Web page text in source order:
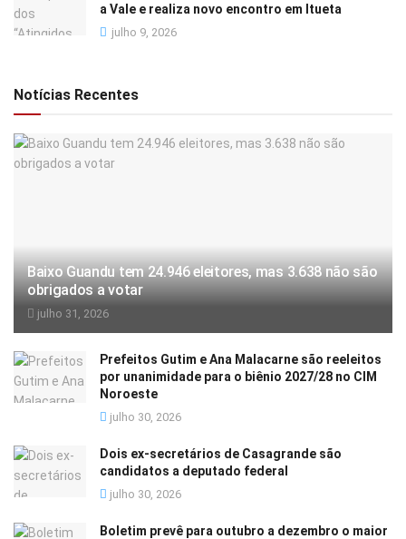
a Vale e realiza novo encontro em Itueta
julho 9, 2026
Notícias Recentes
Baixo Guandu tem 24.946 eleitores, mas 3.638 não são
obrigados a votar
julho 31, 2026
Prefeitos Gutim e Ana Malacarne são reeleitos
por unanimidade para o biênio 2027/28 no CIM
Noroeste
julho 30, 2026
Dois ex-secretários de Casagrande são
candidatos a deputado federal
julho 30, 2026
Boletim prevê para outubro a dezembro o maior